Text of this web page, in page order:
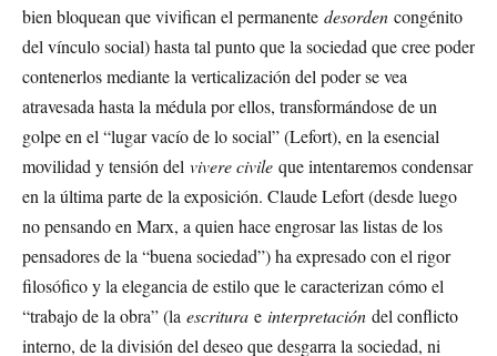
bien bloquean que vivifican el permanente desorden congénito
del vínculo social) hasta tal punto que la sociedad que cree poder
contenerlos mediante la verticalización del poder se vea
atravesada hasta la médula por ellos, transformándose de un
golpe en el “lugar vacío de lo social” (Lefort), en la esencial
movilidad y tensión del vivere civile que intentaremos condensar
en la última parte de la exposición. Claude Lefort (desde luego
no pensando en Marx, a quien hace engrosar las listas de los
pensadores de la “buena sociedad”) ha expresado con el rigor
filosófico y la elegancia de estilo que le caracterizan cómo el
“trabajo de la obra” (la escritura e interpretación del conflicto
interno, de la división del deseo que desgarra la sociedad, ni